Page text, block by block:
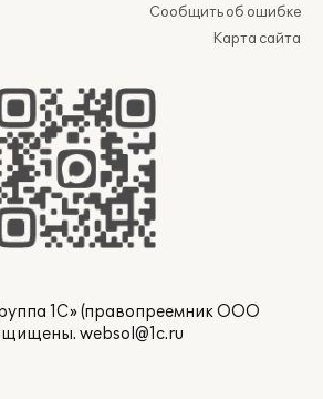
Сообщить об ошибке
Карта сайта
1С» (правопреемник ООО
websol@1c.ru